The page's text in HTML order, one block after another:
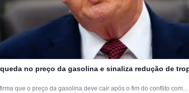
no preço da gasolina e sinaliza redução de
que o preço da gasolina deve cair após o fim do conflito com...